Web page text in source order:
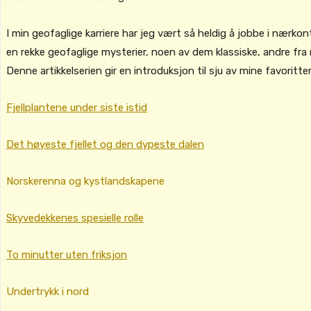
I min geofaglige karriere har jeg vært så heldig å jobbe i
en rekke geofaglige mysterier, noen av dem klassiske, andre fra
Denne artikkelserien gir en introduksjon til sju av mine
Fjellplantene under siste istid
Det høyeste fjellet og den dypeste dalen
Norskerenna og kystlandskapene
Skyvedekkenes spesielle rolle
To minutter uten friksjon
Undertrykk i nord